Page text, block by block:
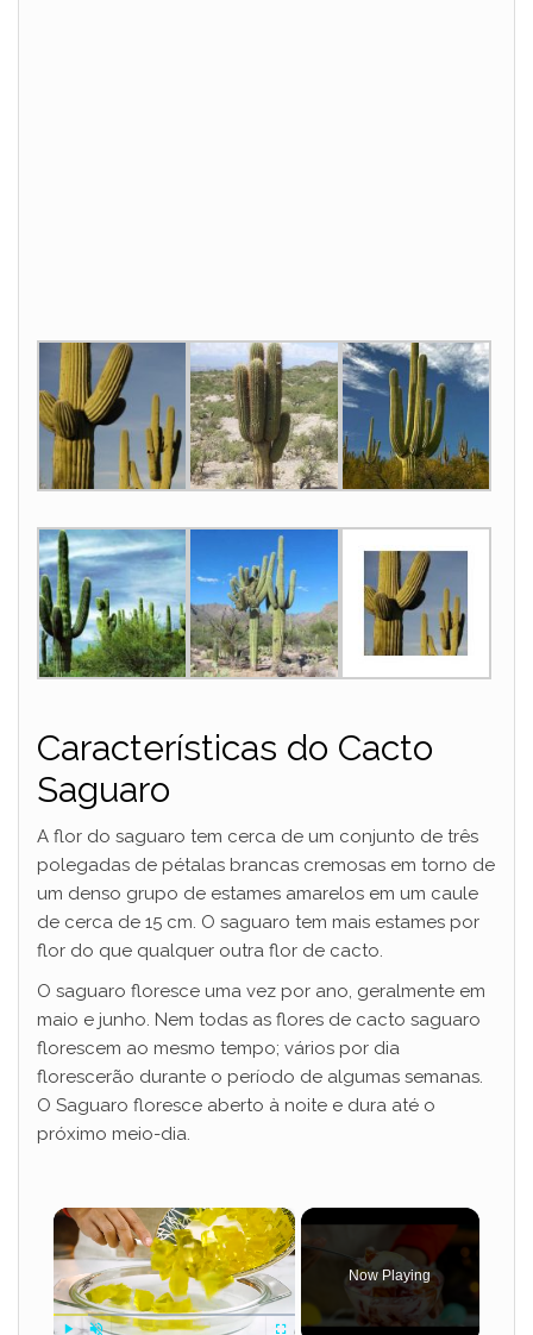
Características do Cacto
Saguaro
A flor do saguaro tem cerca de um conjunto de três
polegadas de pétalas brancas cremosas em torno de
um denso grupo de estames amarelos em um caule
de cerca de 15 cm. O saguaro tem mais estames por
flor do que qualquer outra flor de cacto.
O saguaro floresce uma vez por ano, geralmente em
maio e junho. Nem todas as flores de cacto saguaro
florescem ao mesmo tempo; vários por dia
florescerão durante o período de algumas semanas.
O Saguaro floresce aberto à noite e dura até o
próximo meio-dia.
×
Now Playing